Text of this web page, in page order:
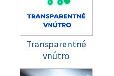
Transparentné
vnútro